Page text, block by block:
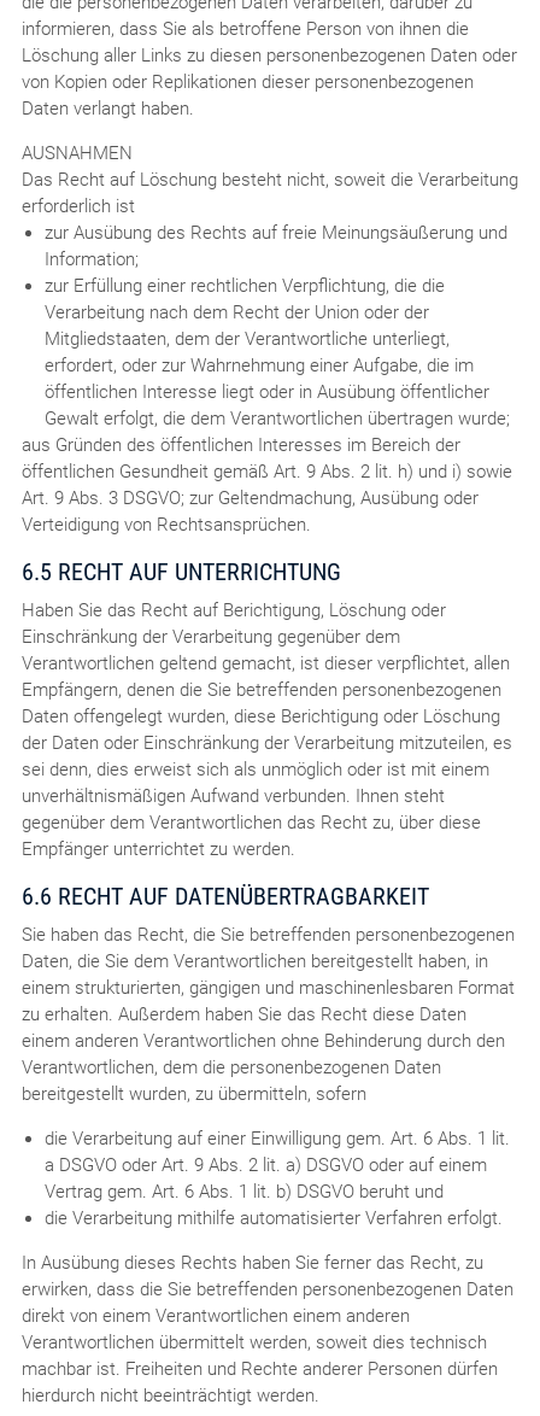
informieren, dass Sie als betroffene Person von ihnen die
Löschung aller Links zu diesen personenbezogenen Daten oder
von Kopien oder Replikationen dieser personenbezogenen
Daten verlangt haben.
AUSNAHMEN
Das Recht auf Löschung besteht nicht, soweit die Verarbeitung
erforderlich ist
zur Ausübung des Rechts auf freie Meinungsäußerung und
Information;
zur Erfüllung einer rechtlichen Verpflichtung, die die
Verarbeitung nach dem Recht der Union oder der
Mitgliedstaaten, dem der Verantwortliche unterliegt,
erfordert, oder zur Wahrnehmung einer Aufgabe, die im
öffentlichen Interesse liegt oder in Ausübung öffentlicher
Gewalt erfolgt, die dem Verantwortlichen übertragen wurde;
aus Gründen des öffentlichen Interesses im Bereich der
öffentlichen Gesundheit gemäß Art. 9 Abs. 2 lit. h) und i) sowie
Art. 9 Abs. 3 DSGVO; zur Geltendmachung, Ausübung oder
Verteidigung von Rechtsansprüchen.
6.5 RECHT AUF UNTERRICHTUNG
Haben Sie das Recht auf Berichtigung, Löschung oder
Einschränkung der Verarbeitung gegenüber dem
Verantwortlichen geltend gemacht, ist dieser verpflichtet, allen
Empfängern, denen die Sie betreffenden personenbezogenen
Daten offengelegt wurden, diese Berichtigung oder Löschung
der Daten oder Einschränkung der Verarbeitung mitzuteilen, es
sei denn, dies erweist sich als unmöglich oder ist mit einem
unverhältnismäßigen Aufwand verbunden. Ihnen steht
gegenüber dem Verantwortlichen das Recht zu, über diese
Empfänger unterrichtet zu werden.
6.6 RECHT AUF DATENÜBERTRAGBARKEIT
Sie haben das Recht, die Sie betreffenden personenbezogenen
Daten, die Sie dem Verantwortlichen bereitgestellt haben, in
einem strukturierten, gängigen und maschinenlesbaren Format
zu erhalten. Außerdem haben Sie das Recht diese Daten
einem anderen Verantwortlichen ohne Behinderung durch den
Verantwortlichen, dem die personenbezogenen Daten
bereitgestellt wurden, zu übermitteln, sofern
die Verarbeitung auf einer Einwilligung gem. Art. 6 Abs. 1 lit.
a DSGVO oder Art. 9 Abs. 2 lit. a) DSGVO oder auf einem
Vertrag gem. Art. 6 Abs. 1 lit. b) DSGVO beruht und
die Verarbeitung mithilfe automatisierter Verfahren erfolgt.
In Ausübung dieses Rechts haben Sie ferner das Recht, zu
erwirken, dass die Sie betreffenden personenbezogenen Daten
direkt von einem Verantwortlichen einem anderen
Verantwortlichen übermittelt werden, soweit dies technisch
machbar ist. Freiheiten und Rechte anderer Personen dürfen
hierdurch nicht beeinträchtigt werden.